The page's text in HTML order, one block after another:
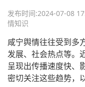
发布时间:2024-07-08
情知识
咸宁舆情往往受到多
发展、社会热点等。
呈现出传播速度快、
密切关注这些趋势，